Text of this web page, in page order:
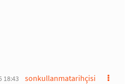
sonkullanmatarihçisi
18:43